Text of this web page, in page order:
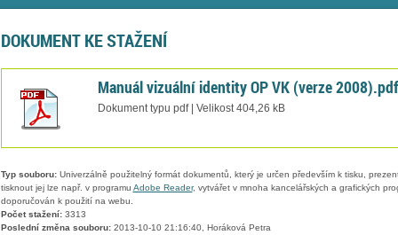
DOKUMENT KE STAŽENÍ
Manuál vizuální identity OP VK (verze 2008).pdf
Dokument typu pdf | Velikost 404,26 kB
Typ souboru:Univerzálně použitelný formát dokumentů, který je určen především k tisku,
tisknout jej lze např. v programu Adobe Reader, vytvářet v mnoha kancelářských a grafických
doporučován k použití na webu.
Počet stažení:3313
Poslední změna souboru:2013-10-10 21:16:40, Horáková Petra